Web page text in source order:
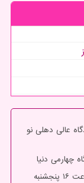
عالی دهلی نو
ثبت نام در طرح مشارکت در تولید ایران خودرو ساعت ۱۶ پنجشنبه